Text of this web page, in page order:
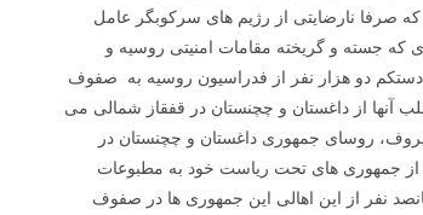
صرفا نارضایتی از رژیم های سرکوبگر عامل
جسته و گریخته مقامات امنیتی روسیه و
دستکم دو هزار نفر از فدراسیون روسیه به صفوف
از داغستان و چچنستان در قفقاز شمالی می
روسای جمهوری داغستان و چچنستان در
از جمهوری های تحت ریاست خود به مطبوعات
پانصد نفر از این اهالی این جمهوری ها در صفوف